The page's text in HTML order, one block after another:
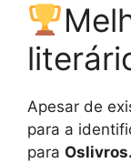
Apesar de
para a
para